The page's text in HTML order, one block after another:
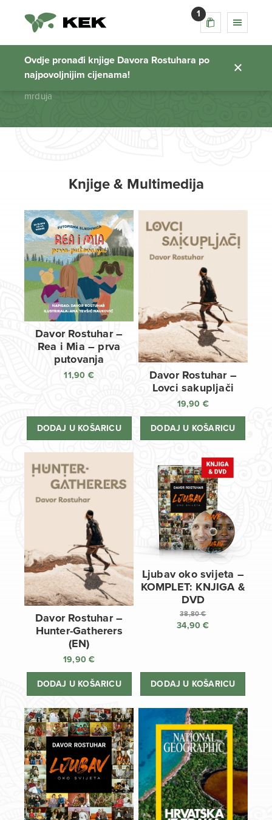
1
Ovdje pronađi knjige Davora Rostuhara po
najpovoljnijim cijenama!
mrduja
Početna stranica
mrduja
Knjige & Multimedija
Davor Rostuhar –
Rea i Mia – prva
putovanja
11,90 €
DODAJ U KOŠARICU
Davor Rostuhar –
Lovci sakupljači
19,90 €
DODAJ U KOŠARICU
Davor Rostuhar –
Hunter-Gatherers
(EN)
19,90€
DODAJ U KOŠARICU
Ljubav oko svijeta –
KOMPLET: KNJIGA &
DVD
38,80€
Izvorna
38,80 €.
34,90€
34,90 €.
DODAJ U KOŠARICU